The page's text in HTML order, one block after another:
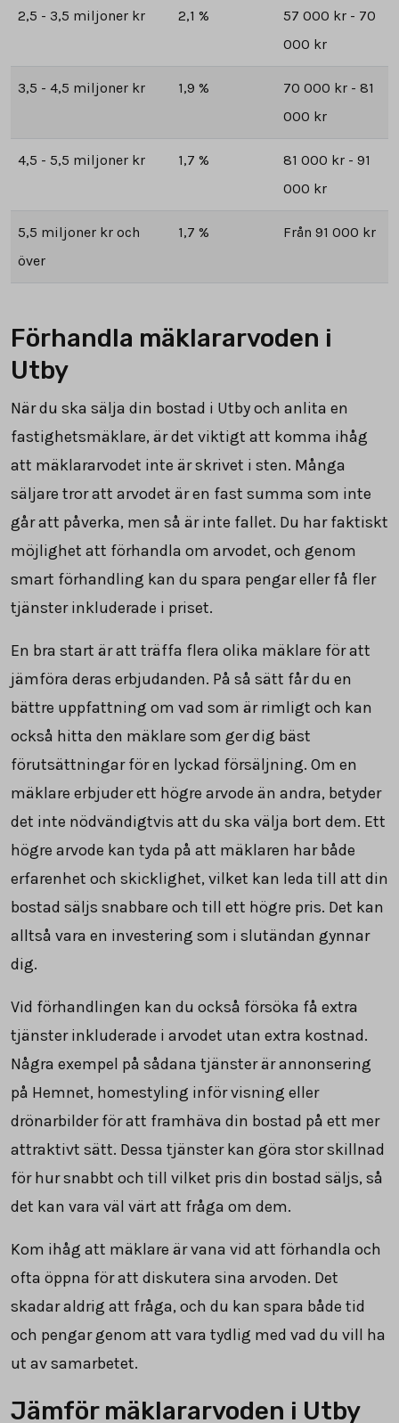
2,5 - 3,5 miljoner kr 2,1 %
57 000 kr - 70
000 kr
3,5 - 4,5 miljoner kr 1,9 %
70 000 kr - 81
000 kr
4,5 - 5,5 miljoner kr 1,7 %
81 000 kr - 91
000 kr
5,5 miljoner kr och
över
1,7 % Från 91 000 kr
Förhandla mäklararvoden i
Utby
När du ska sälja din bostad i Utby och anlita en
fastighetsmäklare, är det viktigt att komma ihåg
att mäklararvodet inte är skrivet i sten. Många
säljare tror att arvodet är en fast summa som inte
går att påverka, men så är inte fallet. Du har faktiskt
möjlighet att förhandla om arvodet, och genom
smart förhandling kan du spara pengar eller få fler
tjänster inkluderade i priset.
En bra start är att träffa flera olika mäklare för att
jämföra deras erbjudanden. På så sätt får du en
bättre uppfattning om vad som är rimligt och kan
också hitta den mäklare som ger dig bäst
förutsättningar för en lyckad försäljning. Om en
mäklare erbjuder ett högre arvode än andra, betyder
det inte nödvändigtvis att du ska välja bort dem. Ett
högre arvode kan tyda på att mäklaren har både
erfarenhet och skicklighet, vilket kan leda till att din
bostad säljs snabbare och till ett högre pris. Det kan
alltså vara en investering som i slutändan gynnar
dig.
Vid förhandlingen kan du också försöka få extra
tjänster inkluderade i arvodet utan extra kostnad.
Några exempel på sådana tjänster är annonsering
på Hemnet, homestyling inför visning eller
drönarbilder för att framhäva din bostad på ett mer
attraktivt sätt. Dessa tjänster kan göra stor skillnad
för hur snabbt och till vilket pris din bostad säljs, så
det kan vara väl värt att fråga om dem.
Kom ihåg att mäklare är vana vid att förhandla och
ofta öppna för att diskutera sina arvoden. Det
skadar aldrig att fråga, och du kan spara både tid
och pengar genom att vara tydlig med vad du vill ha
ut av samarbetet.
Jämför mäklararvoden i Utby